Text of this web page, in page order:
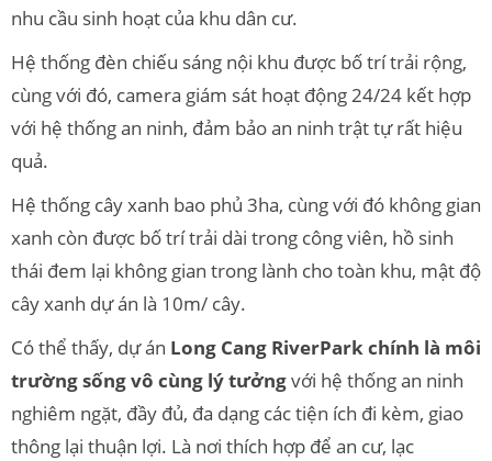
nhu cầu sinh hoạt của khu dân cư.
Hệ thống đèn chiếu sáng nội khu được bố trí trải rộng,
cùng với đó, camera giám sát hoạt động 24/24 kết hợp
với hệ thống an ninh, đảm bảo an ninh trật tự rất hiệu
quả.
Hệ thống cây xanh bao phủ 3ha, cùng với đó không gian
xanh còn được bố trí trải dài trong công viên, hồ sinh
thái đem lại không gian trong lành cho toàn khu, mật độ
cây xanh dự án là 10m/ cây.
Có thể thấy, dự án Long Cang RiverPark chính là môi
trường sống vô cùng lý tưởngvới hệ thống an ninh
nghiêm ngặt, đầy đủ, đa dạng các tiện ích đi kèm, giao
thông lại thuận lợi. Là nơi thích hợp để an cư, lạc